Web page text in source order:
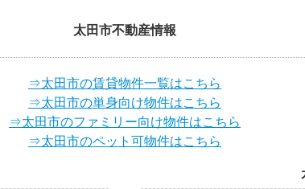
太田市不動産情報
⇒太田市の賃貸物件一覧はこちら
⇒太田市の単身向け物件はこちら
⇒太田市のファミリー向け物件はこちら
⇒太田市のペット可物件はこちら